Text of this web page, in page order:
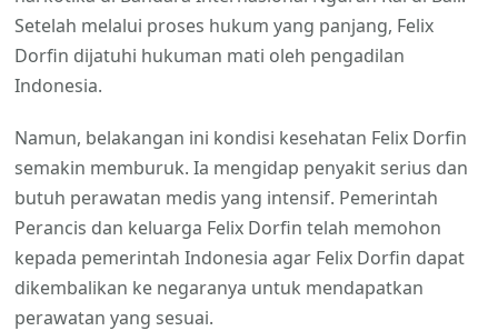
Setelah melalui proses hukum yang panjang, Felix
Dorfin dijatuhi hukuman mati oleh pengadilan
Indonesia.
Namun, belakangan ini kondisi kesehatan Felix Dorfin
semakin memburuk. Ia mengidap penyakit serius dan
butuh perawatan medis yang intensif. Pemerintah
Perancis dan keluarga Felix Dorfin telah memohon
kepada pemerintah Indonesia agar Felix Dorfin dapat
dikembalikan ke negaranya untuk mendapatkan
perawatan yang sesuai.